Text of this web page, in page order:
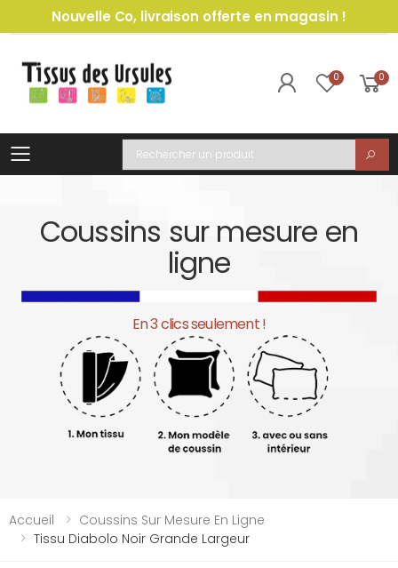
Nouvelle Co, livraison offerte en magasin !
0 0
Toggle mobile menu
Recherche
Coussins sur mesure en
ligne
En 3 clics seulement !
Accueil
Coussins Sur Mesure En Ligne
Tissu Diabolo Noir Grande Largeur